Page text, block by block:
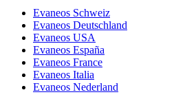
Evaneos Schweiz
Evaneos Deutschland
Evaneos USA
Evaneos España
Evaneos France
Evaneos Italia
Evaneos Nederland